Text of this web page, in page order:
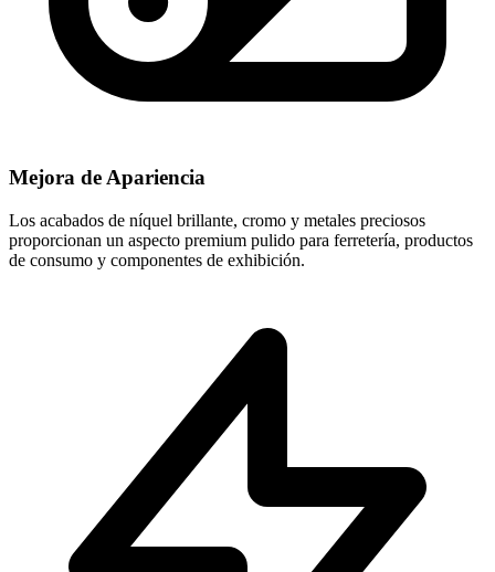
Mejora de Apariencia
Los acabados de níquel brillante, cromo y metales preciosos
proporcionan un aspecto premium pulido para ferretería, productos
de consumo y componentes de exhibición.